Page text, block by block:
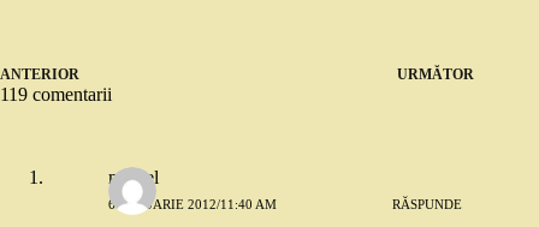
ANTERIOR URMĂTOR
119 comentarii
marcel
6 IANUARIE 2012/11:40 AM RĂSPUNDE